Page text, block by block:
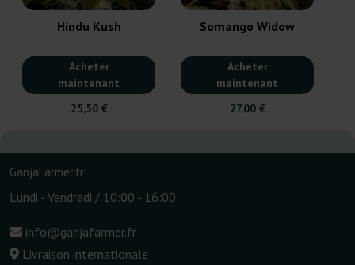
Hindu Kush
Acheter
maintenant
25,50 €
Somango Widow
Acheter
maintenant
27,00 €
GanjaFarmer.fr
Lundi - Vendredi / 10:00 - 16:00
info@ganjafarmer.fr
Livraison internationale